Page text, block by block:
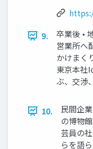
9.
卒業後 •
営業所へ
かけまく
東京本社
ぶ、交渉
10.
民間企
の博物
芸員の
らを語